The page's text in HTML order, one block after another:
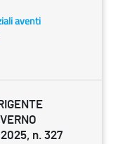
aventi
2025, n. 327